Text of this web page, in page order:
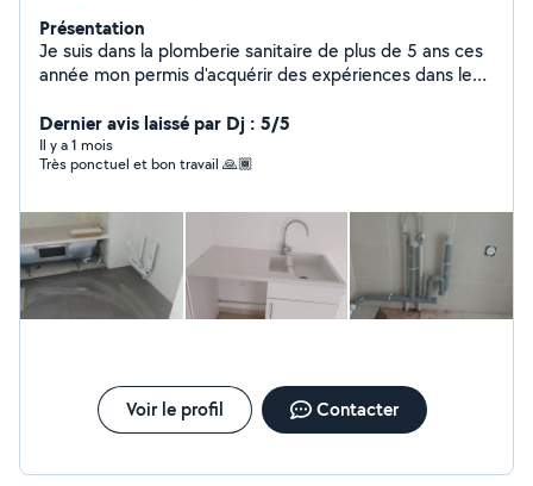
Présentation
Je suis dans la plomberie sanitaire de plus de 5 ans ces
année mon permis d'acquérir des expériences dans le
prestations
Dernier avis laissé par Dj : 5/5
Il y a 1 mois
Très ponctuel et bon travail 🙏🏾
Voir le profil Contacter